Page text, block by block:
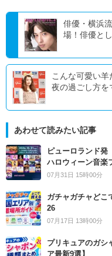
俳優・横浜
場！俳優と
こんな可愛い
夜の過ごし方を
あわせて読みたい記事
ピューロランド発
ハロウィーン音楽
07月31日 15時00分
ガチャガチャどこ
26
07月17日 13時00分
プリキュアのガシ
ア最新9選】